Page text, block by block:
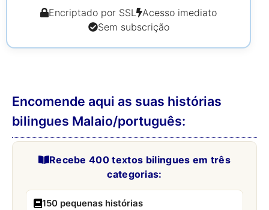
Encriptado por SSL Acesso imediato
Sem subscrição
Encomende aqui as suas histórias
bilingues Malaio/português:
Recebe 400 textos bilingues em três
categorias:
150 pequenas histórias